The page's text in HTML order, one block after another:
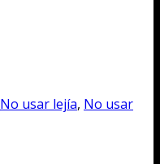
No usar lejía, No usar